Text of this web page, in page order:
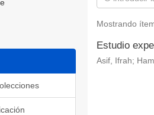
Mostrando
Estudio
Asif, Ifrah;